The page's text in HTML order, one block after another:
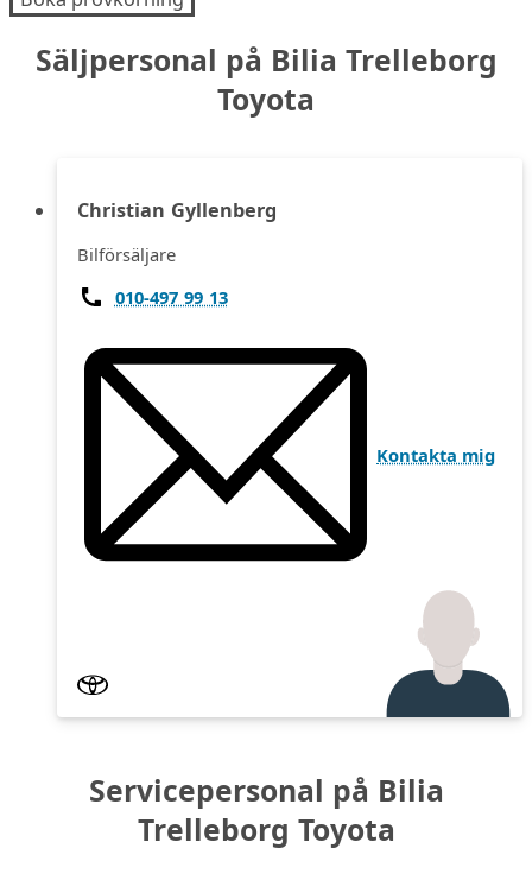
Säljpersonal på Bilia Trelleborg
Toyota
Christian Gyllenberg
Bilförsäljare
010-497 99 13
Kontakta mig
Servicepersonal på Bilia
Trelleborg Toyota